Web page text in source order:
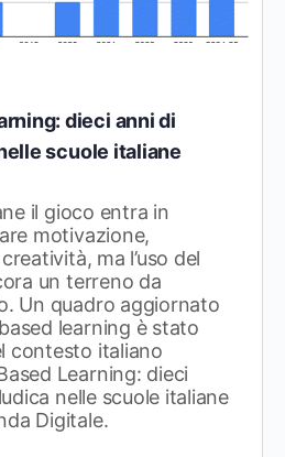
dieci anni di
scuole italiane
il gioco entra in
motivazione,
ma l’uso del
un terreno da
Un quadro aggiornato
learning è stato
contesto italiano
Learning: dieci
nelle scuole italiane
Digitale.